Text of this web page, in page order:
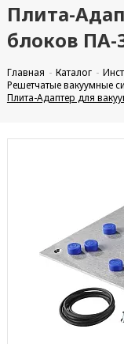
Плита-
блоков ПА-
Главная Каталог
Решетчатые вакуумные
Плита-Адаптер для